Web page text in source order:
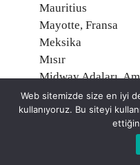
Mauritius
Mayotte, Fransa
Meksika
Mısır
Midway Adaları,
Mikronezya
Moğolistan
Web sitemizde size en iyi
kullanıyoruz. Bu siteyi